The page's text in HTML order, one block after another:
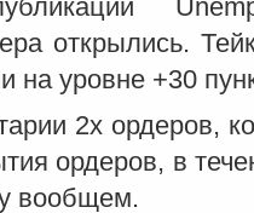
открылись.
на уровне +30
2х ордеров,
ордеров, в
вообщем.